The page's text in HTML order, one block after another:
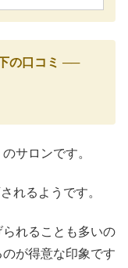
コミ ──
サロンです。
れるようです。
れることも多いの
が得意な印象です